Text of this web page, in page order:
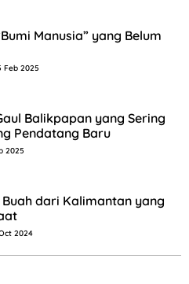
Manusia” yang Belum
Feb 2025
Balikpapan yang Sering
Pendatang Baru
2025
dari Kalimantan yang
2024